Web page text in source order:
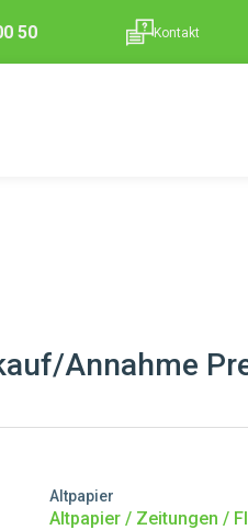
50 Kontakt
Annahme
Altpapier
Altpapier / Zeitungen /